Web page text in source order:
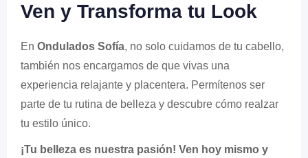
Ven y Transforma tu Look
En Ondulados Sofía, no solo cuidamos de tu cabello,
también nos encargamos de que vivas una
experiencia relajante y placentera. Permítenos ser
parte de tu rutina de belleza y descubre cómo realzar
tu estilo único.
¡Tu belleza es nuestra pasión! Ven hoy mismo y